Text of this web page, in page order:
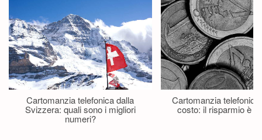
Cartomanzia telefonica dalla
Svizzera: quali sono i migliori
numeri?
Cartomanzia
costo: il risparmio è